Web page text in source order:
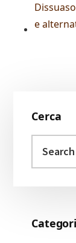
e
Sidebar
Cerca
this